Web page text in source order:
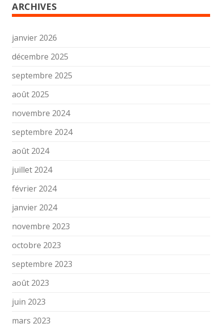
ARCHIVES
janvier 2026
décembre 2025
septembre 2025
août 2025
novembre 2024
septembre 2024
août 2024
juillet 2024
février 2024
janvier 2024
novembre 2023
octobre 2023
septembre 2023
août 2023
juin 2023
mars 2023